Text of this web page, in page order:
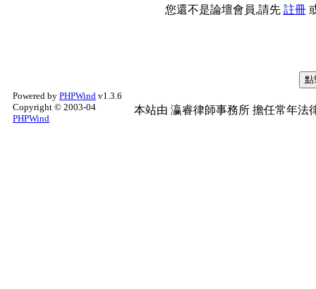
您還不是論壇會員,請先 註冊
Powered by PHPWind v1.3.6
Copyright © 2003-04
PHPWind
本站由 瀛睿律師事務所 擔任常年法